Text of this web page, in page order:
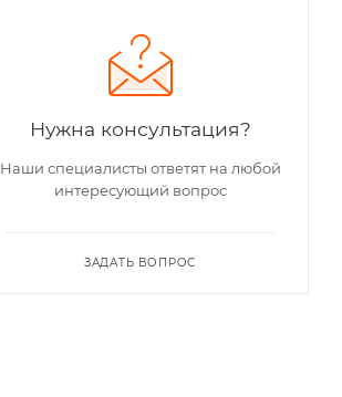
Нужна консультация?
Наши специалисты ответят на любой
интересующий вопрос
ЗАДАТЬ ВОПРОС